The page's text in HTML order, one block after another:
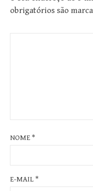
obrigatórios são
NOME*
E-MAIL*